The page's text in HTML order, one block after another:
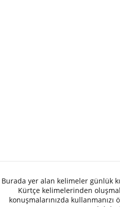
Burada yer alan kelimeler günlük
Kürtçe kelimelerinden
konuşmalarınızda